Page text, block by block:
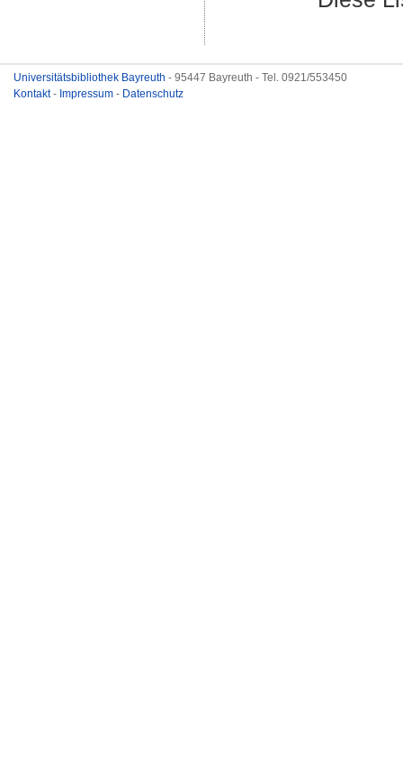
Universitätsbibliothek Bayreuth - 95447 Bayreuth - Tel. 0921/553450
Kontakt- Impressum - Datenschutz